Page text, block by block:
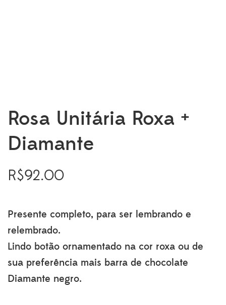
Rosa Unitária Roxa +
Diamante
R$92.00
Presente completo, para ser lembrando e
relembrado.
Lindo botão ornamentado na cor roxa ou de
sua preferência mais barra de chocolate
Diamante negro.